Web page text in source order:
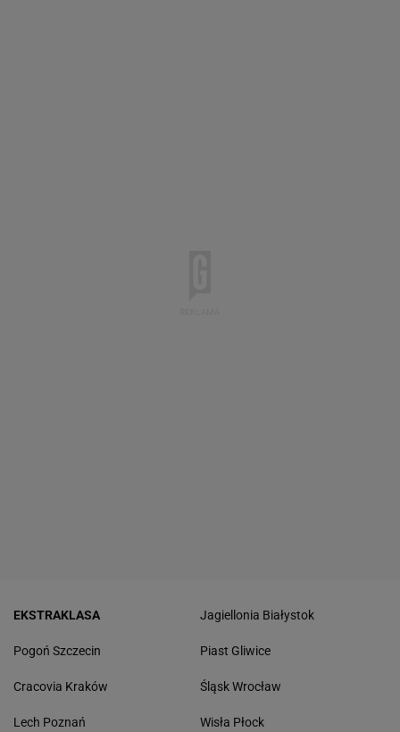
EKSTRAKLASA
Pogoń Szczecin
Cracovia Kraków
Lech Poznań
Jagiellonia Białystok
Piast Gliwice
Śląsk Wrocław
Wisła Płock